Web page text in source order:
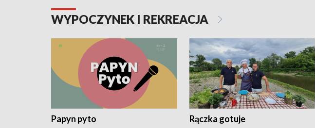
WYPOCZYNEK I REKREACJA
Papyn pyto Rączka gotuje